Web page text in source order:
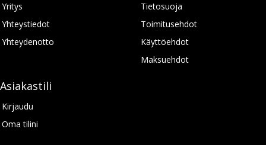
Yritys
Yhteystiedot
Yhteydenotto
Tietosuoja
Toimitusehdot
Käyttöehdot
Maksuehdot
Asiakastili
Kirjaudu
Oma tilini